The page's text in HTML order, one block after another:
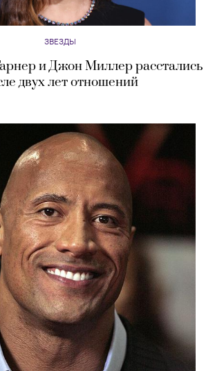
ЗВЕЗДЫ
и Джон Миллер расстались
двух лет отношений